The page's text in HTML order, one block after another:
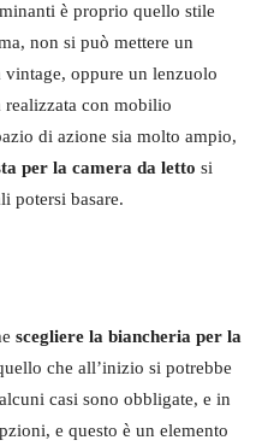
è proprio quello stile
non si può mettere un
oppure un lenzuolo
realizzata con mobilio
di azione sia molto ampio,
per la camera da letto si
potersi basare.
scegliere la biancheria per la
che all’inizio si potrebbe
casi sono obbligate, e in
e questo è un elemento